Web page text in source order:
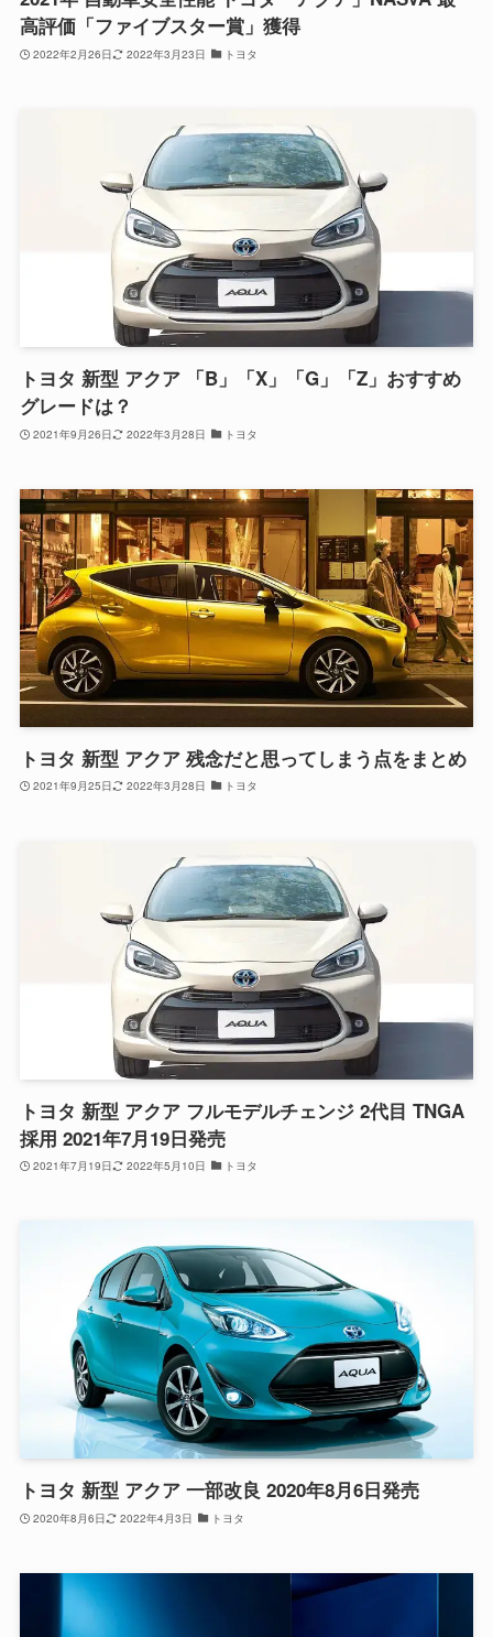
高評価「ファイブスター賞」獲得
2022年2月26日 2022年3月23日 トヨタ
トヨタ 新型 アクア 「B」「X」「G」「Z」おすすめ
グレードは？
2021年9月26日 2022年3月28日 トヨタ
トヨタ 新型 アクア 残念だと思ってしまう点をまとめ
2021年9月25日 2022年3月28日 トヨタ
トヨタ 新型 アクア フルモデルチェンジ 2代目 TNGA
採用 2021年7月19日発売
2021年7月19日 2022年5月10日 トヨタ
トヨタ 新型 アクア 一部改良 2020年8月6日発売
2020年8月6日 2022年4月3日 トヨタ